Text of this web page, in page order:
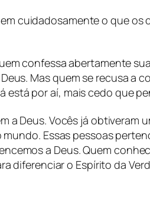
cuidadosamente o que
confessa abertamente
Mas quem se recusa a
está por aí, mais cedo que
Deus. Vocês já obtiveram
Essas pessoas
a Deus. Quem
diferenciar o Espírito da